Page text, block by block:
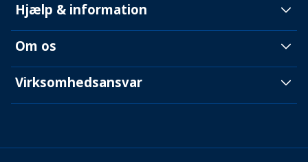
Hjælp & information
Om os
Virksomhedsansvar